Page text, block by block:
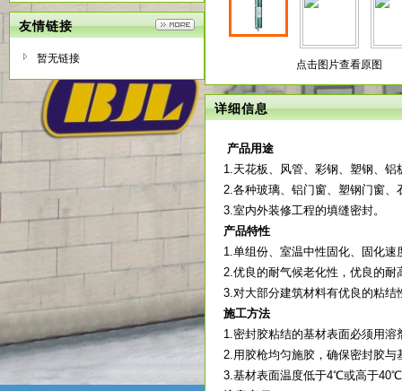
友情链接
暂无链接 点击图片查看原图
详细信息
产品用途
1.天花板、风管、彩钢、塑钢、铝
2.各种玻璃、铝门窗、塑钢门窗、
3.室内外装修工程的填缝密封。
产品特性
1.单组份、室温中性固化、固化速
2.优良的耐气候老化性，优良的耐
3.对大部分建筑材料有优良的粘
施工方法
1.密封胶粘结的基材表面必须用溶
2.用胶枪均匀施胶，确保密封胶
3.基材表面温度低于4℃或高于